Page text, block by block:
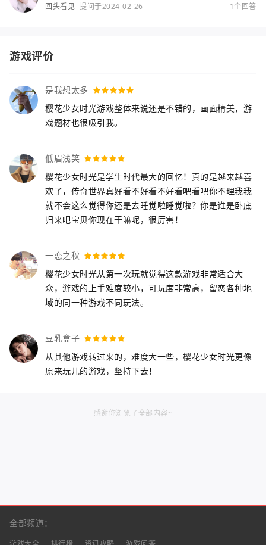
回头看见 提问于2024-02-26 1个回答
游戏评价
是我想太多
樱花少女时光游戏整体来说还是不错的，画面精美，游
戏题材也很吸引我。
低眉浅笑
樱花少女时光是学生时代最大的回忆！真的是越来越喜
欢了，传奇世界真好看不好看不好看吧看吧你不理我我
就不会这么觉得你还是去睡觉啦睡觉啦？你是谁是卧底
归来吧宝贝你现在干嘛呢，很厉害！
一恋之秋
樱花少女时光从第一次玩就觉得这款游戏非常适合大
众，游戏的上手难度较小，可玩度非常高，留恋各种地
域的同一种游戏不同玩法。
豆乳盒子
从其他游戏转过来的，难度大一些，樱花少女时光更像
原来玩儿的游戏，坚持下去！
感谢你浏览了全部内容~
全部频道：